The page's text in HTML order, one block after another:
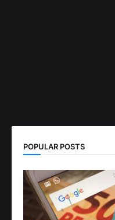
POPULAR POSTS